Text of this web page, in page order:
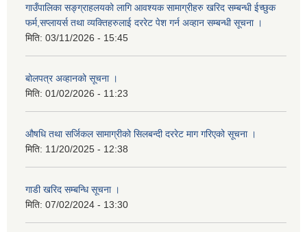
गाउँपालिका सङ्ग्राहलयको लागि आवश्यक सामाग्रीहरु खरिद सम्बन्धी ईच्छुक
फर्म,सप्लायर्स तथा व्यक्तिहरुलाई दररेट पेश गर्न अव्हान सम्बन्धी सूचना ।
मिति: 03/11/2026 - 15:45
बोलपत्र अव्हानको सूचना ।
मिति: 01/02/2026 - 11:23
औषधि तथा सर्जिकल सामाग्रीको सिलबन्दी दररेट माग गरिएको सूचना ।
मिति: 11/20/2025 - 12:38
गाडी खरिद सम्बन्धि सूचना ।
मिति: 07/02/2024 - 13:30